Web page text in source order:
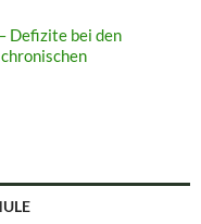
Defizite bei den